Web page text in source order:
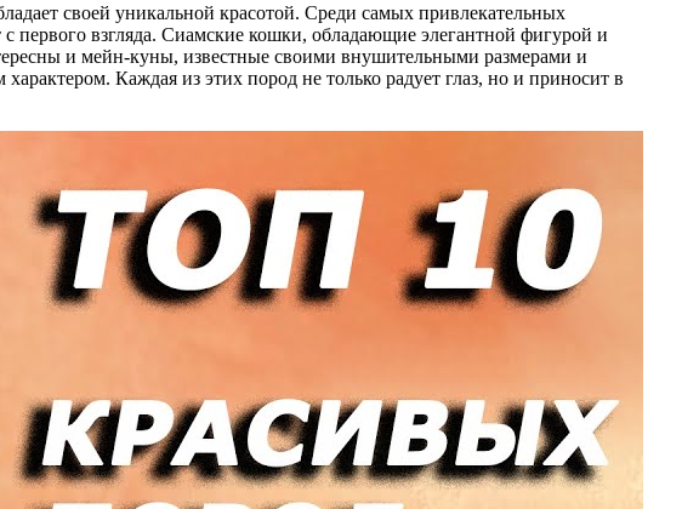
своей уникальной красотой. Среди самых привлекательных
первого взгляда. Сиамские кошки, обладающие элегантной фигурой и
и мейн-куны, известные своими внушительными размерами и
Каждая из этих пород не только радует глаз, но и приносит в